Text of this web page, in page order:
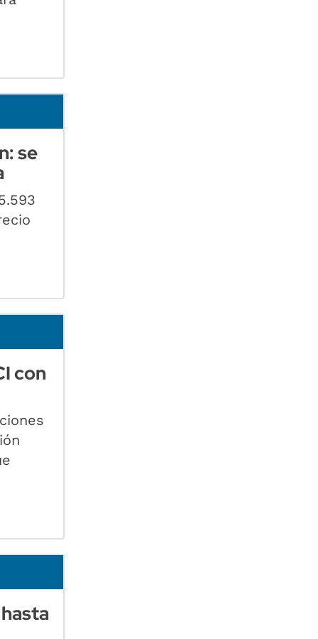
se
con